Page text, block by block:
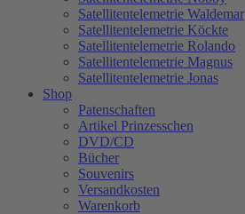
Satellitentelemetrie Waldemar
Satellitentelemetrie Köckte
Satellitentelemetrie Rolando
Satellitentelemetrie Magnus
Satellitentelemetrie Jonas
Shop
Patenschaften
Artikel Prinzesschen
DVD/CD
Bücher
Souvenirs
Versandkosten
Warenkorb